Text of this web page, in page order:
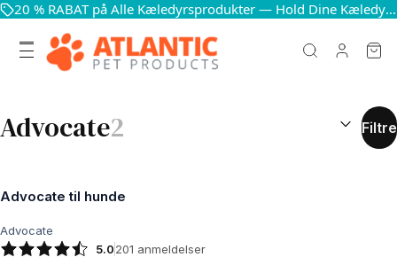
20 % RABAT på Alle Kæledyrsprodukter — Hold Dine Kæledyr Glade og Sunde
Advocate2 Filtre
Advocate til hunde
Advocate
5.0201 anmeldelser